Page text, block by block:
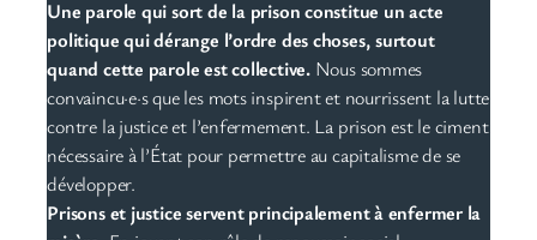
Une parole qui sort de la prison constitue un acte
politique qui dérange l’ordre des choses, surtout
quand cette parole est collective.Nous sommes
convaincu·e·s que les mots inspirent et nourrissent la lutte
contre la justice et l’enfermement. La prison est le ciment
nécessaire à l’État pour permettre au capitalisme de se
développer.
Prisons et justice servent principalement à enfermer la